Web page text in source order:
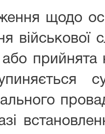
щодо
військової
або